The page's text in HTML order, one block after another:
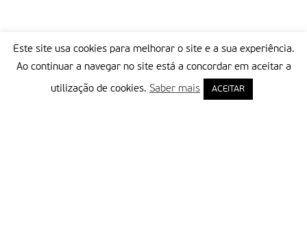
Este site usa cookies para melhorar o site e a sua experiência.
Ao continuar a navegar no site está a concordar em aceitar a
utilização de cookies. Saber mais ACEITAR